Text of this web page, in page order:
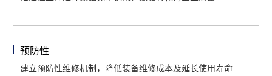
预防性
建立预防性维修机制，降低装备维修成本及延长使用寿命